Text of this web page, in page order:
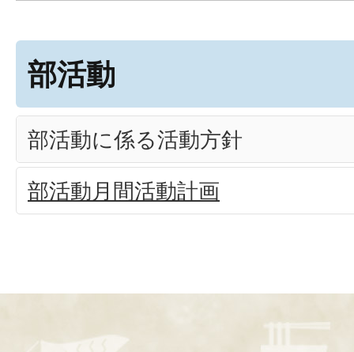
部活動
部活動に係る活動方針
部活動月間活動計画